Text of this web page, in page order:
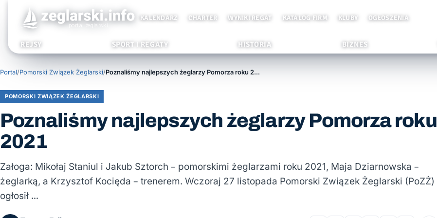
KALENDARZ CHARTER WYNIKI REGAT KATALOG FIRM KLUBY OGŁOSZENIA
REJSY SPORT I REGATY HISTORIA BIZNES
Portal/Pomorski Związek Żeglarski/ Poznaliśmy najlepszych żeglarzy Pomorza roku 2021
POMORSKI ZWIĄZEK ŻEGLARSKI
Poznaliśmy najlepszych żeglarzy Pomorza roku
2021
Załoga: Mikołaj Staniul i Jakub Sztorch – pomorskimi żeglarzami roku 2021, Maja Dziarnowska –
żeglarką, a Krzysztof Kocięda – trenerem. Wczoraj 27 listopada Pomorski Związek Żeglarski (PoZŻ)
ogłosił …